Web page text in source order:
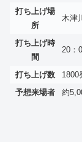
打ち上げ場
所
木津
打ち上げ時
間
20：
打ち上げ数
1800
予想来場者
約